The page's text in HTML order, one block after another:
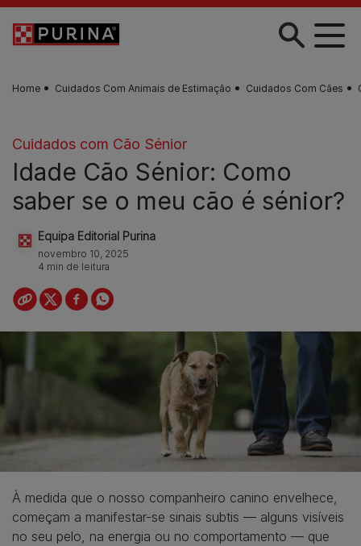
Skip to main content
Home Cuidados Com Animais de Estimação Cuidados Com Cães
Cuidados com Cão Sénior
Idade Cão Sénior: Como
saber se o meu cão é sénior?
Equipa Editorial Purina
novembro 10, 2025
4 min de leitura
À medida que o nosso companheiro canino envelhece,
começam a manifestar-se sinais subtis — alguns visíveis
no seu pelo, na energia ou no comportamento — que